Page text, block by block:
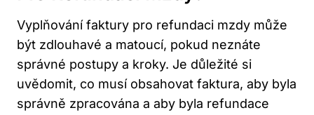
Vyplňování faktury pro refundaci mzdy může
být zdlouhavé a matoucí, pokud neznáte
správné postupy a kroky. Je důležité si
uvědomit, co musí obsahovat faktura, aby byla
správně zpracována a aby byla refundace